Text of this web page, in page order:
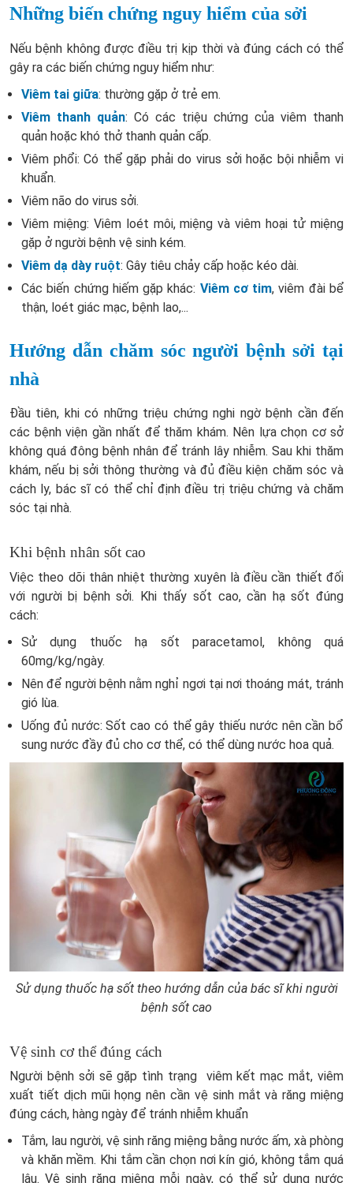
Những biến chứng nguy hiểm của sởi
Nếu bệnh không được điều trị kịp thời và đúng cách có thể
gây ra các biến chứng nguy hiểm như:
Viêm tai giữa: thường gặp ở trẻ em.
Viêm thanh quản: Có các triệu chứng của viêm thanh
quản hoặc khó thở thanh quản cấp.
Viêm phổi: Có thể gặp phải do virus sởi hoặc bội nhiễm vi
khuẩn.
Viêm não do virus sởi.
Viêm miệng: Viêm loét môi, miệng và viêm hoại tử miệng
gặp ở người bệnh vệ sinh kém.
Viêm dạ dày ruột: Gây tiêu chảy cấp hoặc kéo dài.
Các biến chứng hiếm gặp khác: Viêm cơ tim, viêm đài bể
thận, loét giác mạc, bệnh lao,...
Hướng dẫn chăm sóc người bệnh sởi tại
nhà
Đầu tiên, khi có những triệu chứng nghi ngờ bệnh cần đến
các bệnh viện gần nhất để thăm khám. Nên lựa chọn cơ sở
không quá đông bệnh nhân để tránh lây nhiễm. Sau khi thăm
khám, nếu bị sởi thông thường và đủ điều kiện chăm sóc và
cách ly, bác sĩ có thể chỉ định điều trị triệu chứng và chăm
sóc tại nhà.
Khi bệnh nhân sốt cao
Việc theo dõi thân nhiệt thường xuyên là điều cần thiết đối
với người bị bệnh sởi. Khi thấy sốt cao, cần hạ sốt đúng
cách:
Sử dụng thuốc hạ sốt paracetamol, không quá
60mg/kg/ngày.
Nên để người bệnh nằm nghỉ ngơi tại nơi thoáng mát, tránh
gió lùa.
Uống đủ nước: Sốt cao có thể gây thiếu nước nên cần bổ
sung nước đầy đủ cho cơ thể, có thể dùng nước hoa quả.
Sử dụng thuốc hạ sốt theo hướng dẫn của bác sĩ khi người
bệnh sốt cao
Vệ sinh cơ thể đúng cách
Người bệnh sởi sẽ gặp tình trạng viêm kết mạc mắt, viêm
xuất tiết dịch mũi họng nên cần vệ sinh mắt và răng miệng
đúng cách, hàng ngày để tránh nhiễm khuẩn
Tắm, lau người, vệ sinh răng miệng bằng nước ấm, xà phòng
và khăn mềm. Khi tắm cần chọn nơi kín gió, không tắm quá
lâu. Vệ sinh răng miệng mỗi ngày, có thể sử dụng nước